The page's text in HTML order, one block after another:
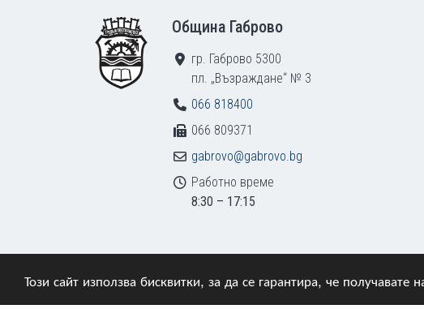
Този сайт използва бисквитки, за да се гарантира, че получавате
Община Габрово
гр. Габрово 5300
пл. „Възраждане“ № 3
066 818400
066 809371
gabrovo@gabrovo.bg
Работно време
8:30 – 17:15
© 2009–2026 Община Габрово. Всички права запазени.